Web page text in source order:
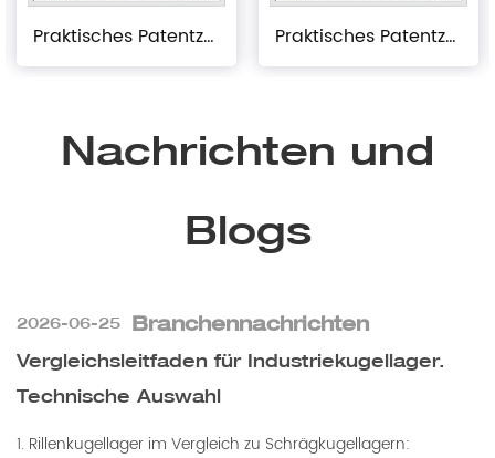
Praktisches Patentzertifikat Praktisches Patentzertifikat
Nachrichten und
Blogs
2026-06-25 Branchennachrichten
Vergleichsleitfaden für Industriekugellager.
Technische Auswahl
1. Rillenkugellager im Vergleich zu Schrägkugellagern: